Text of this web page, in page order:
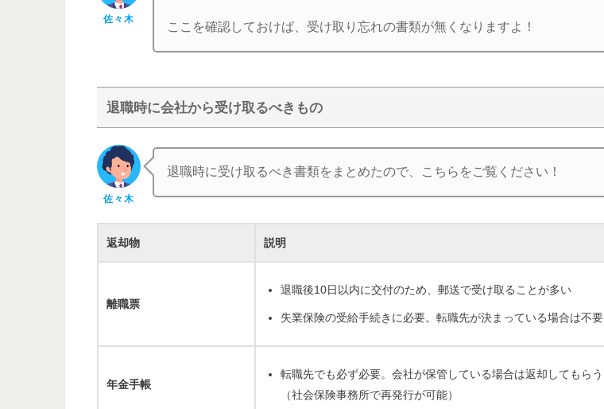
佐々木
ここを確認しておけば、受け取り忘れの書類が無くなりますよ！
退職時に会社から受け取るべきもの
佐々木
退職時に受け取るべき書類をまとめたので、こちらをご覧ください！
返却物 説明
離職票
退職後10日以内に交付のため、郵送で受け取ることが多い
失業保険の受給手続きに必要。転職先が決まっている場合は不要
年金手帳
転職先でも必ず必要。会社が保管している場合は返却してもらう
（社会保険事務所で再発行が可能）